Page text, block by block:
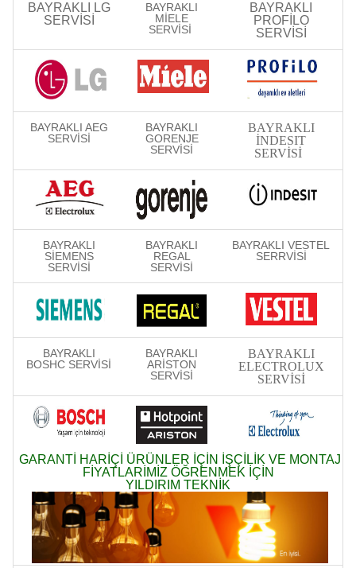
BAYRAKLI LG
SERVİSİ
BAYRAKLI
MİELE
SERVİSİ
BAYRAKLI
PROFİLO
SERVİSİ
BAYRAKLI AEG
SERVİSİ
BAYRAKLI
GORENJE
SERVİSİ
BAYRAKLI
İNDESIT
SERVİSİ
BAYRAKLI
SİEMENS
SERVİSİ
BAYRAKLI
REGAL
SERVİSİ
BAYRAKLI VESTEL
SERRVİSİ
BAYRAKLI
BOSHC SERVİSİ
BAYRAKLI
ARİSTON
SERVİSİ
BAYRAKLI
ELECTROLUX
SERVİSİ
GARANTİ HARİÇİ ÜRÜNLER İÇİN İŞÇİLİK VE MONTAJ
FİYATLARİMİZ ÖĞRENMEK İÇİN
YILDIRIM TEKNİK